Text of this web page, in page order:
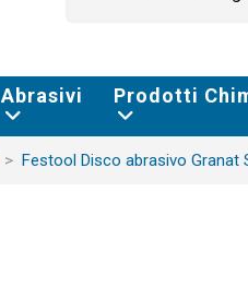
Abrasivi Prodotti
Festool Disco abrasivo Granat